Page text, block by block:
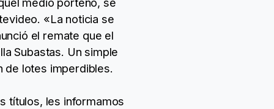
«La noticia se
el remate que el
Subastas. Un simple
de lotes imperdibles.
títulos, les informamos